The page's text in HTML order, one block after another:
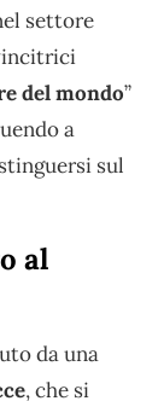
settore
del mondo”
a
sul
al
da una
, che si